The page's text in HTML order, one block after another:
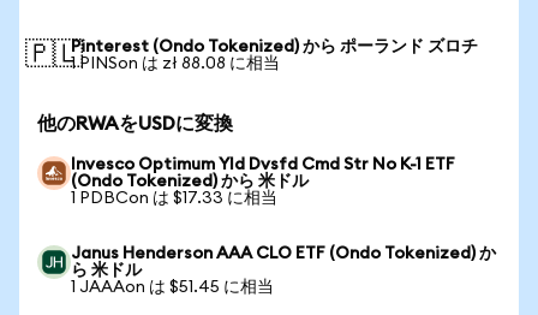
🇵🇱Pinterest (Ondo Tokenized) から ポーランド ズロチ
1 PINSon は zł 88.08 に相当
他のRWAをUSDに変換
Invesco Optimum Yld Dvsfd Cmd Str No K-1 ETF
(Ondo Tokenized) から 米ドル
1 PDBCon は $17.33 に相当
Janus Henderson AAA CLO ETF (Ondo Tokenized) か
ら 米ドル
1 JAAAon は $51.45 に相当